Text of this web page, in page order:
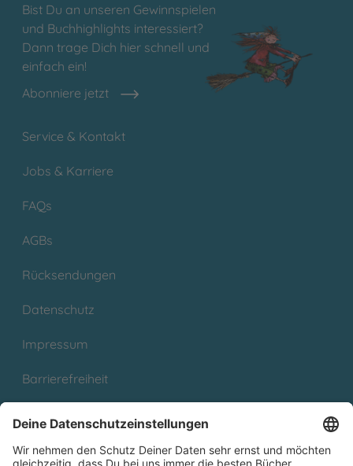
Bist Du an unseren Gewinnspielen
und Buchhighlights interessiert?
Dann trage Dich hier schnell und
einfach ein!
Abonniere jetzt
Service & Kontakt
Jobs & Karriere
FAQs
AGBs
Rücksendungen
Datenschutz
Impressum
Barrierefreiheit
Partnerprogramm (Affiliate)